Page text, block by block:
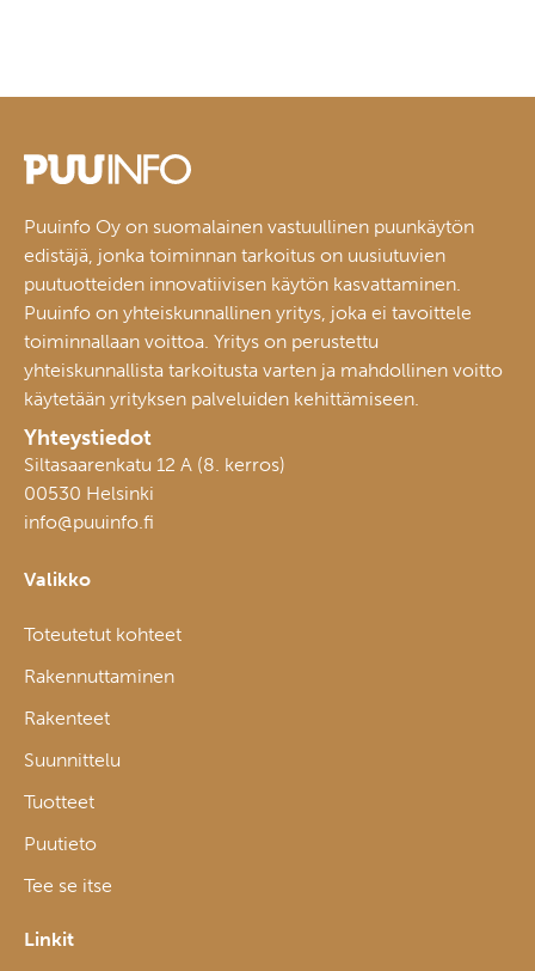
Puuinfo Oy on suomalainen vastuullinen puunkäytön
edistäjä, jonka toiminnan tarkoitus on uusiutuvien
puutuotteiden innovatiivisen käytön kasvattaminen.
Puuinfo on yhteiskunnallinen yritys, joka ei tavoittele
toiminnallaan voittoa. Yritys on perustettu
yhteiskunnallista tarkoitusta varten ja mahdollinen voitto
käytetään yrityksen palveluiden kehittämiseen.
Yhteystiedot
Siltasaarenkatu 12 A (8. kerros)
00530 Helsinki
info@puuinfo.fi
Valikko
Toteutetut kohteet
Rakennuttaminen
Rakenteet
Suunnittelu
Tuotteet
Puutieto
Tee se itse
Linkit